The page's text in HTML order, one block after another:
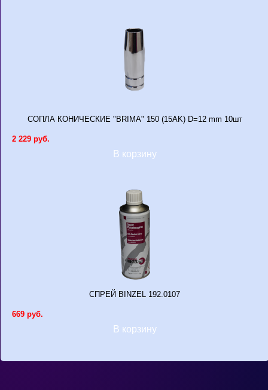
СОПЛА КОНИЧЕСКИЕ "BRIMA" 150 (15AK) D=12 mm 10шт
2 229 руб.
В корзину
СПРЕЙ BINZEL 192.0107
669 руб.
В корзину